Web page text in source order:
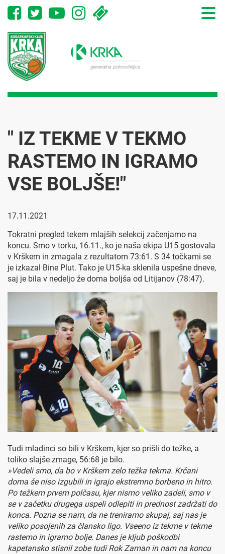
Toggle
" IZ TEKME V TEKMO
RASTEMO IN IGRAMO
VSE BOLJŠE!"
17.11.2021
Tokratni pregled tekem mlajših selekcij začenjamo na
koncu. Smo v torku, 16.11., ko je naša ekipa U15 gostovala
v Krškem in zmagala z rezultatom 73:61. S 34 točkami se
je izkazal Bine Plut. Tako je U15-ka sklenila uspešne dneve,
saj je bila v nedeljo že doma boljša od Litijanov (78:47).
Tudi mladinci so bili v Krškem, kjer so prišli do težke, a
toliko slajše zmage, 56:68 je bilo.
»Vedeli smo, da bo v Krškem zelo težka tekma. Krčani
doma še niso izgubili in igrajo ekstremno borbeno in hitro.
Po težkem prvem polčasu, kjer nismo veliko zadeli, smo v
se v začetku drugega uspeli odlepiti in prednost zadržati do
konca. Pozna se nam, da ne treniramo skupaj, saj nas je
veliko posojenih za člansko ligo. Vseeno iz tekme v tekme
rastemo in igramo bolje. Danes je kljub poškodbi
kapetansko stisnil zobe tudi Rok Zaman in nam na koncu